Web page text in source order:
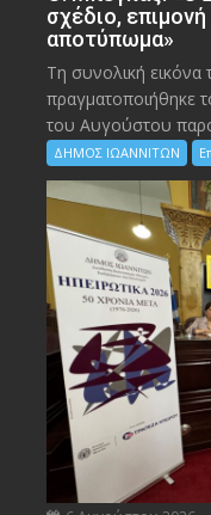
σχέδιο,
αποτύπωμα»
Τη συνολική εικόνα
πραγματοποιήθηκε
του Αυγούστου
ΔΗΜΟΣ ΙΩΑΝΝΙΤΩΝ